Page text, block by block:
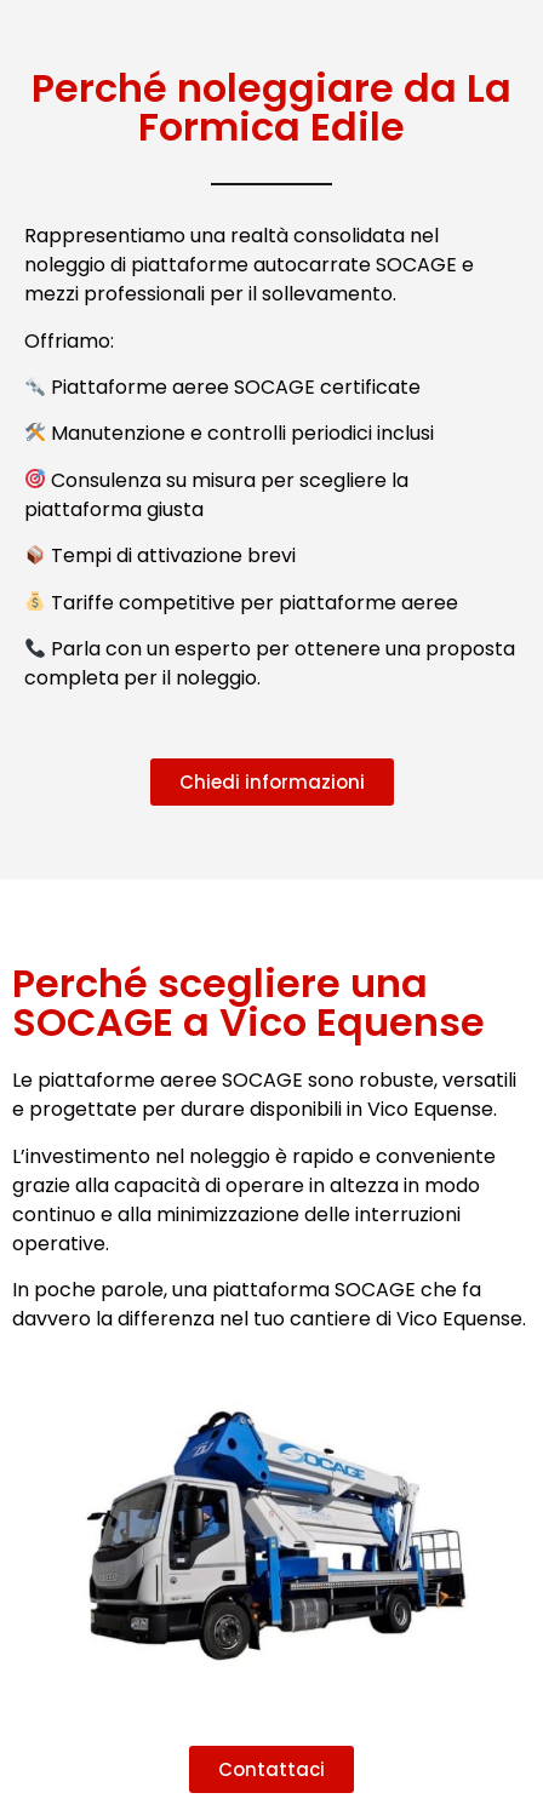
Perché noleggiare da La
Formica Edile
Rappresentiamo una realtà consolidata nel
noleggio di piattaforme autocarrate SOCAGE e
mezzi professionali per il sollevamento.
Offriamo:
Piattaforme aeree SOCAGE certificate
Manutenzione e controlli periodici inclusi
Consulenza su misura per scegliere la
piattaforma giusta
Tempi di attivazione brevi
Tariffe competitive per piattaforme aeree
Parla con un esperto per ottenere una proposta
completa per il noleggio.
Chiedi informazioni
Perché scegliere una
SOCAGE a Vico Equense
Le piattaforme aeree SOCAGE sono robuste, versatili
e progettate per durare disponibili in Vico Equense.
L’investimento nel noleggio è rapido e conveniente
grazie alla capacità di operare in altezza in modo
continuo e alla minimizzazione delle interruzioni
operative.
In poche parole, una piattaforma SOCAGE che fa
davvero la differenza nel tuo cantiere di Vico Equense.
Contattaci